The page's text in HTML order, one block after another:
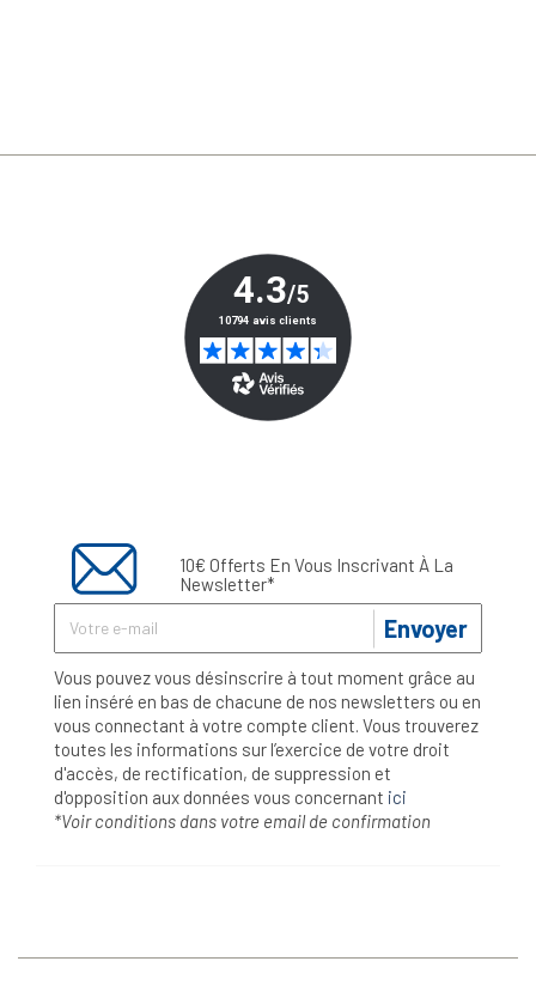
10€ Offerts En Vous Inscrivant À La
Newsletter*
Envoyer
Vous pouvez vous désinscrire à tout moment grâce au
lien inséré en bas de chacune de nos newsletters ou en
vous connectant à votre compte client. Vous trouverez
toutes les informations sur l’exercice de votre droit
d'accès, de rectification, de suppression et
d'opposition aux données vous concernant ici
*Voir conditions dans votre email de confirmation